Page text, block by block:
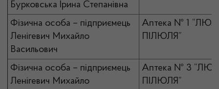
Бурковська Ірина Степанівна
Фізична особа – підприємець
Ленігевич Михайло
Васильович
Аптека № 1
ПІЛЮЛЯ”
Фізична особа – підприємець
Ленігевич Михайло
Аптека № 3
ПІЛЮЛЯ”